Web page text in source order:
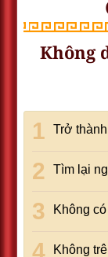
Không
Trở
Tìm lại
Không
Không